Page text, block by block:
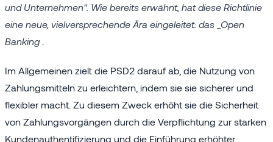
und Unternehmen". Wie bereits erwähnt, hat diese Richtlinie
eine neue, vielversprechende Ära eingeleitet: das _Open
Banking
Im Allgemeinen zielt die PSD2 darauf ab, die Nutzung von
Zahlungsmitteln zu erleichtern, indem sie sie sicherer und
flexibler macht. Zu diesem Zweck erhöht sie die Sicherheit
von Zahlungsvorgängen durch die Verpflichtung zur starken
Kundenauthentifizierung und die Einführung erhöhter